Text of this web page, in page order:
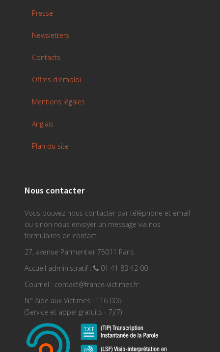
Presse
Newsletters
Contacts
Offres d'emploi
Mentions légales
Anglais
Plan du site
Nous contacter
Vous pouvez nous contacter par téléphone et email
ou sinon nous envoyer un message via nos
formulaires de contact.
27, avenue Parmentier 75011 Paris
Accueil administratif :
01 41 83 42 00
Courriel : contact@france-victimes.fr
N° Aide aux Victimes : 116 006
(Service et appel gratuits - 7j/7)